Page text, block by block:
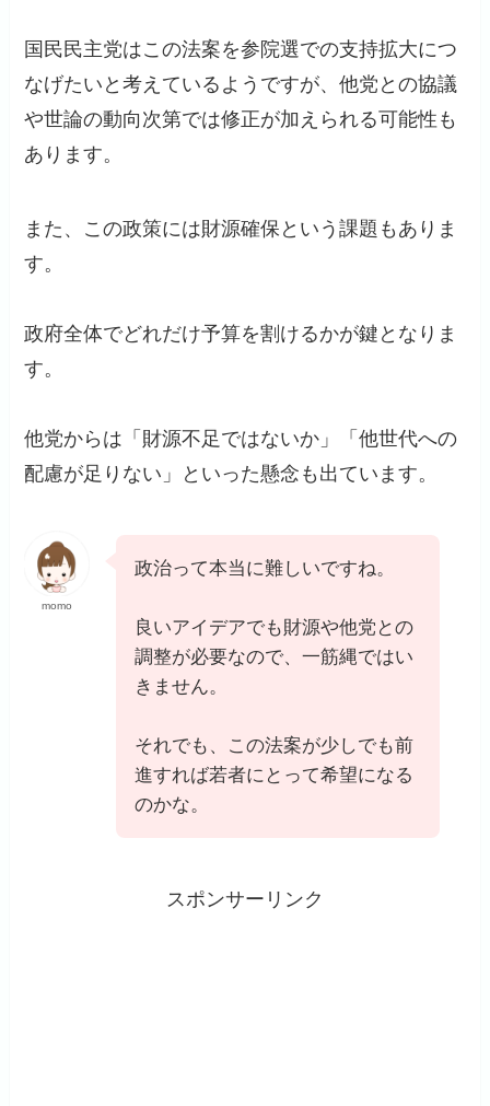
国民民主党はこの法案を参院選での支持拡大につ
なげたいと考えているようですが、他党との協議
や世論の動向次第では修正が加えられる可能性も
あります。
また、この政策には財源確保という課題もありま
す。
政府全体でどれだけ予算を割けるかが鍵となりま
す。
他党からは「財源不足ではないか」「他世代への
配慮が足りない」といった懸念も出ています。
momo
政治って本当に難しいですね。
良いアイデアでも財源や他党との
調整が必要なので、一筋縄ではい
きません。
それでも、この法案が少しでも前
進すれば若者にとって希望になる
のかな。
スポンサーリンク